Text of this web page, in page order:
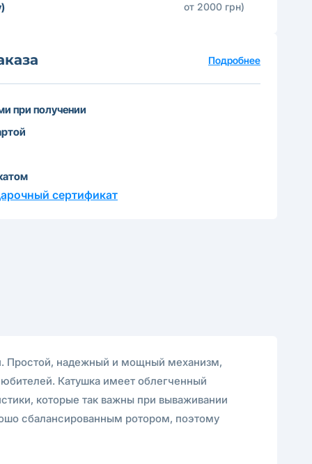
от 2000 грн)
Подробнее
при получении
сертификат
Простой, надежный и мощный механизм,
Катушка имеет облегченный
которые так важны при вываживании
сбалансированным ротором, поэтому